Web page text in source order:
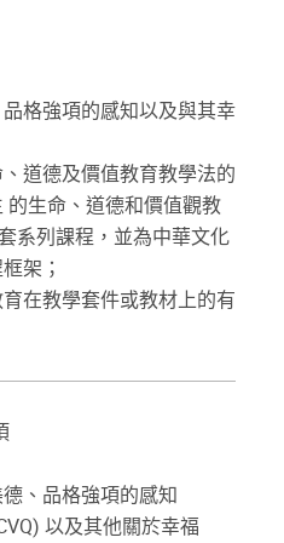
格強項的感知以及與其幸
道德及價值教育教學法的
生命、道德和價值觀教
系列課程，並為中華文化
架；
在教學套件或教材上的有
、品格強項的感知
以及其他關於幸福